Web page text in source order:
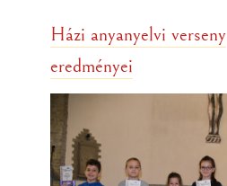
Házi anyanyelvi verseny
eredményei